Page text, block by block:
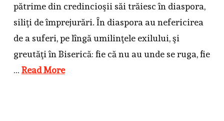
pătrime din credincioşii săi trăiesc în diaspora,
siliţi de împrejurări. În diaspora au nefericirea
de a suferi, pe lîngă umilinţele exilului, şi
greutăţi în Biserică: fie că nu au unde se ruga, fie
… Read More